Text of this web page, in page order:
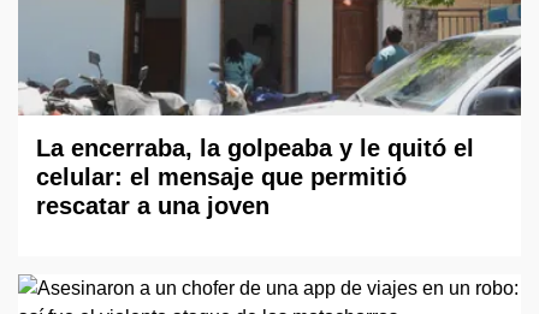
La encerraba, la golpeaba y le quitó el
celular: el mensaje que permitió
rescatar a una joven